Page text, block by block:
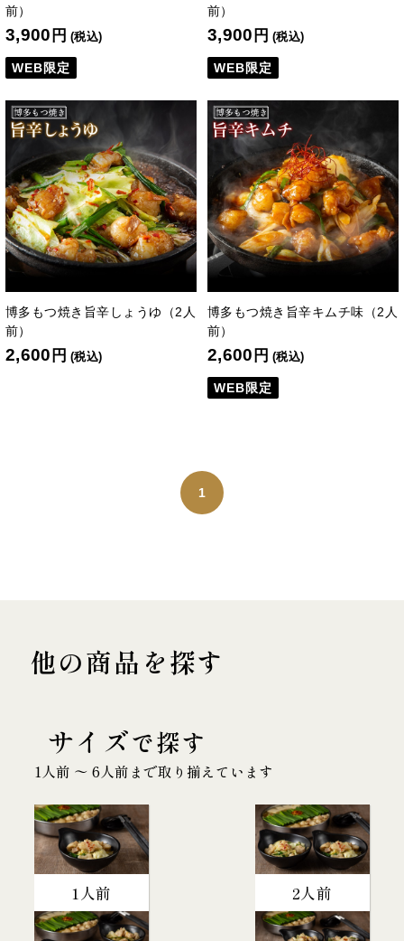
前）
3,900 円 (税込)
WEB限定
前）
3,900 円 (税込)
WEB限定
博多もつ焼き旨辛しょうゆ（2人
前）
2,600 円 (税込)
博多もつ焼き旨辛キムチ味（2人
前）
2,600 円 (税込)
WEB限定
1
他の商品を探す
サイズで探す
1人前 〜 6人前まで取り揃えています
1人前 2人前